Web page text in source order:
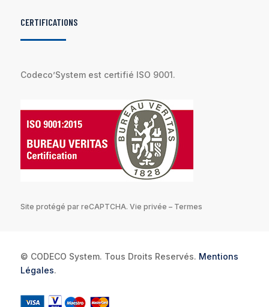
CERTIFICATIONS
Codeco’System est certifié ISO 9001.
Site protégé par reCAPTCHA. Vie privée – Termes
© CODECO System. Tous Droits Reservés. Mentions
Légales.